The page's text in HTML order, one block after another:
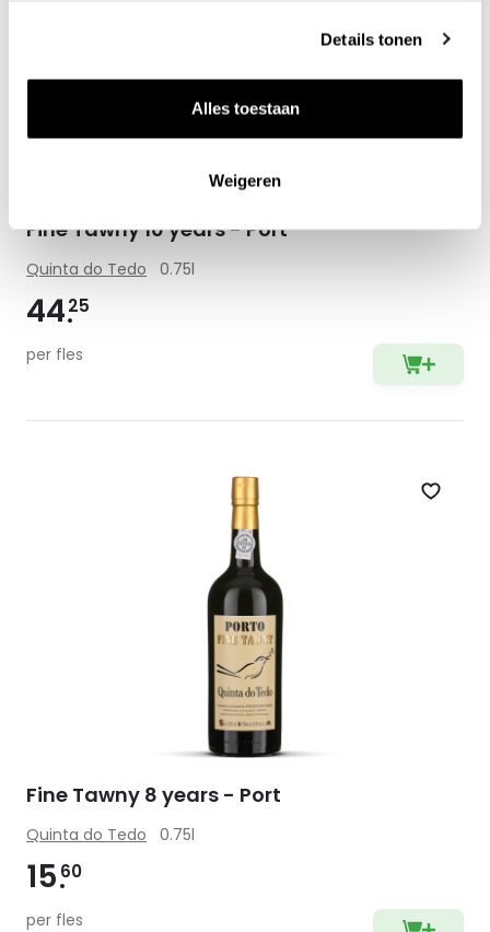
Details tonen
Alles toestaan
Weigeren
Fine Tawny 10 years - Port
Quinta do Tedo 0.75l
4425
per fles
Zet
Fine Tawny 8 years - Port
Quinta do Tedo 0.75l
15 60
per fles